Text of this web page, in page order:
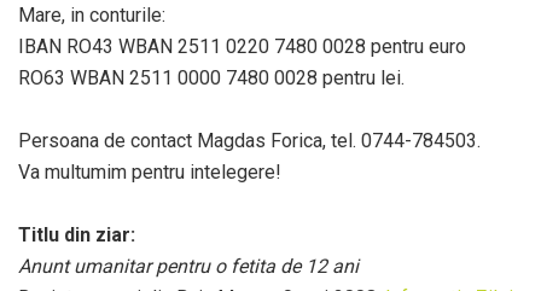
Mare, in conturile:
IBAN RO43 WBAN 2511 0220 7480 0028 pentru euro
RO63 WBAN 2511 0000 7480 0028 pentru lei.
Persoana de contact Magdas Forica, tel. 0744-784503.
Va multumim pentru intelegere!
Titlu din ziar:
Anunt umanitar pentru o fetita de 12 ani